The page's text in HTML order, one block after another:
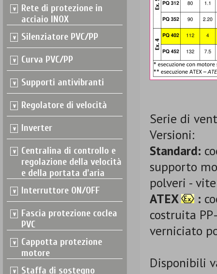
Rete di protezione in
acciaio INOX
Silenziatore PVC/PP
Curva PVC/PP
Supporti antivibranti
Regolatore di velocità
Inverter
Centralina di controllo e
regolazione della velocità
e della portata d'aria
Interruttore ON/OFF
Fascia protezione coclea
PVC
Cappotta protezione
motore
Staffa di sostegno
Serie di
Versioni:
Standard:
supporto
polveri -
ATEX
:
costruita
verniciato
Disponibili